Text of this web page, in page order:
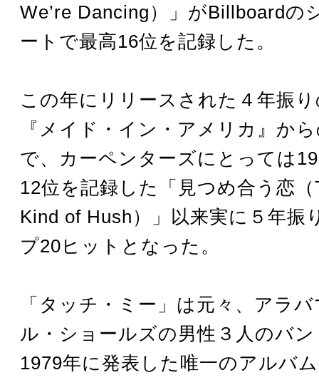
We’re Dancing）」がBillboardの
ートで最高16位を記録した。
この年にリリースされた４年振
『メイド・イン・アメリカ』か
で、カーペンターズにとっては
12位を記録した「見つめ合う恋（
Kind of Hush）」以来実に５年振
プ20ヒットとなった。
「タッチ・ミー」は元々、アラ
ル・ショールズの男性３人のバ
1979年に発表した唯一のアルバ